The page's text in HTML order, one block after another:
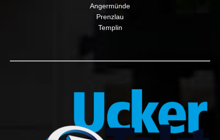
Angermünde
Prenzlau
Templin